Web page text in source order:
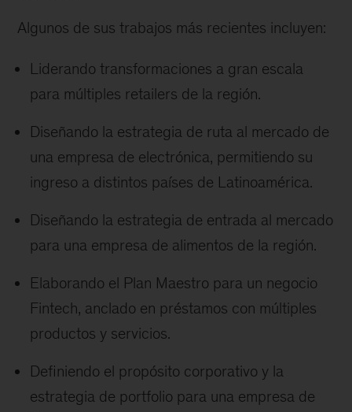
Algunos de sus trabajos más recientes incluyen:
Liderando transformaciones a gran escala
para múltiples retailers de la región.
Diseñando la estrategia de ruta al mercado de
una empresa de electrónica, permitiendo su
ingreso a distintos países de Latinoamérica.
Diseñando la estrategia de entrada al mercado
para una empresa de alimentos de la región.
Elaborando el Plan Maestro para un negocio
Fintech, anclado en préstamos con múltiples
productos y servicios.
Definiendo el propósito corporativo y la
estrategia de portfolio para una empresa de